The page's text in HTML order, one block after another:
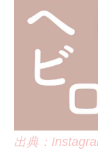
出典：